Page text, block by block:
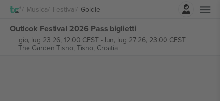
Musica Festival Goldie
Outlook Festival 2026 Pass biglietti
gio, lug 23 26, 12:00 CEST- lun, lug 27 26, 23:00 CEST
The Garden Tisno, Tisno, Croatia